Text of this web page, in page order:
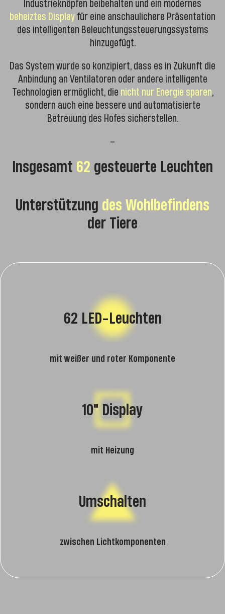
Industrieknöpfen beibehalten und ein modernes
beheiztes Displayfür eine anschaulichere Präsentation
des intelligenten Beleuchtungssteuerungssystems
hinzugefügt.
Das System wurde so konzipiert, dass es in Zukunft die
Anbindung an Ventilatoren oder andere intelligente
Technologien ermöglicht, die nicht nur Energie sparen,
sondern auch eine bessere und automatisierte
Betreuung des Hofes sicherstellen.
–
Insgesamt 62 gesteuerte Leuchten
Unterstützung des Wohlbefindens
der Tiere
62 LED-Leuchten
mit weißer und roter Komponente
10" Display
mit Heizung
Umschalten
zwischen Lichtkomponenten